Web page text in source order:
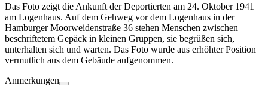
Das Foto zeigt die Ankunft der Deportierten am 24. Oktober 1941
am Logenhaus. Auf dem Gehweg vor dem Logenhaus in der
Hamburger Moorweidenstraße 36 stehen Menschen zwischen
beschriftetem Gepäck in kleinen Gruppen, sie begrüßen sich,
unterhalten sich und warten. Das Foto wurde aus erhöhter Position
vermutlich aus dem Gebäude aufgenommen.
Anmerkungen